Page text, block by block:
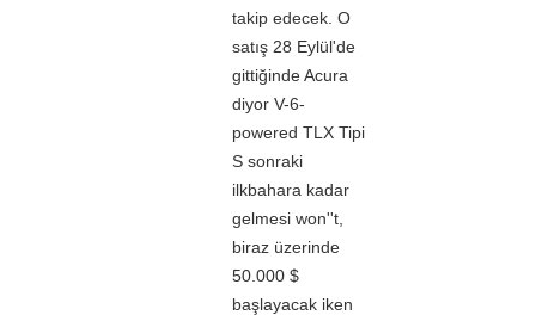
takip edecek. O
satış 28 Eylül'de
gittiğinde Acura
diyor V-6-
powered TLX Tipi
S sonraki
ilkbahara kadar
gelmesi won''t,
biraz üzerinde
50.000 $
başlayacak iken